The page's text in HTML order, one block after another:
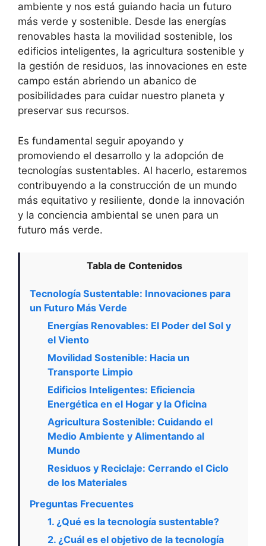
ambiente y nos está guiando hacia un futuro
más verde y sostenible. Desde las energías
renovables hasta la movilidad sostenible, los
edificios inteligentes, la agricultura sostenible y
la gestión de residuos, las innovaciones en este
campo están abriendo un abanico de
posibilidades para cuidar nuestro planeta y
preservar sus recursos.
Es fundamental seguir apoyando y
promoviendo el desarrollo y la adopción de
tecnologías sustentables. Al hacerlo, estaremos
contribuyendo a la construcción de un mundo
más equitativo y resiliente, donde la innovación
y la conciencia ambiental se unen para un
futuro más verde.
Tabla de Contenidos
Tecnología Sustentable: Innovaciones para
un Futuro Más Verde
Energías Renovables: El Poder del Sol y
el Viento
Movilidad Sostenible: Hacia un
Transporte Limpio
Edificios Inteligentes: Eficiencia
Energética en el Hogar y la Oficina
Agricultura Sostenible: Cuidando el
Medio Ambiente y Alimentando al
Mundo
Residuos y Reciclaje: Cerrando el Ciclo
de los Materiales
Preguntas Frecuentes
1. ¿Qué es la tecnología sustentable?
2. ¿Cuál es el objetivo de la tecnología